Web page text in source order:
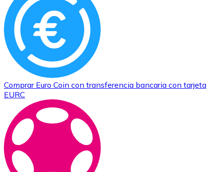
Comprar Euro Coin con transferencia bancaria con tarjeta
EURC